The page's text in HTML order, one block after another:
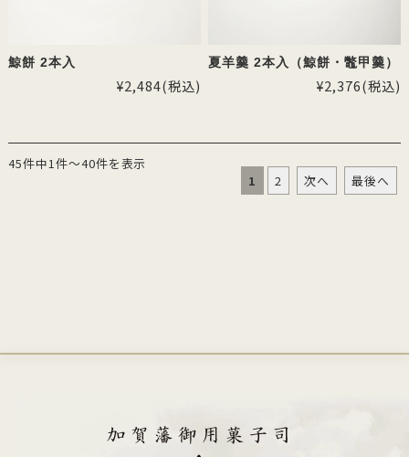
鯨餅 2本入
¥2,484(税込)
夏羊羹 2本入（鯨餅・鼈甲羹）
¥2,376(税込)
45件中1件～40件を表示
1
2 次へ 最後へ